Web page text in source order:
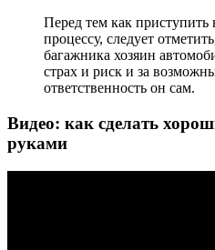
Перед тем как приступить
процессу, следует
багажника хозяин
страх и риск и за
ответственность он сам.
Видео: как сделать
руками